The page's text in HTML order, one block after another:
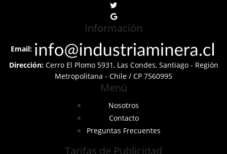
Información
Email:
Dirección:Cerro El Plomo 5931, Las Condes, Santiago - Región
Metropolitana - Chile / CP 7560995
Menú
Nosotros
Contacto
Preguntas Frecuentes
Tarifas de Publicidad